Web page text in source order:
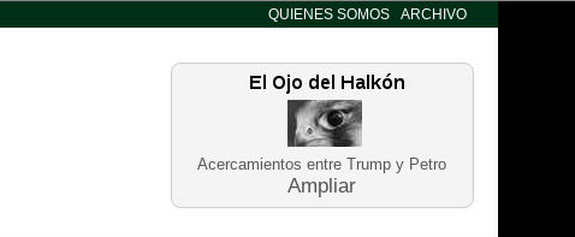
QUIENES SOMOS ARCHIVO
Acercamientos entre Trump y Petro
Ampliar